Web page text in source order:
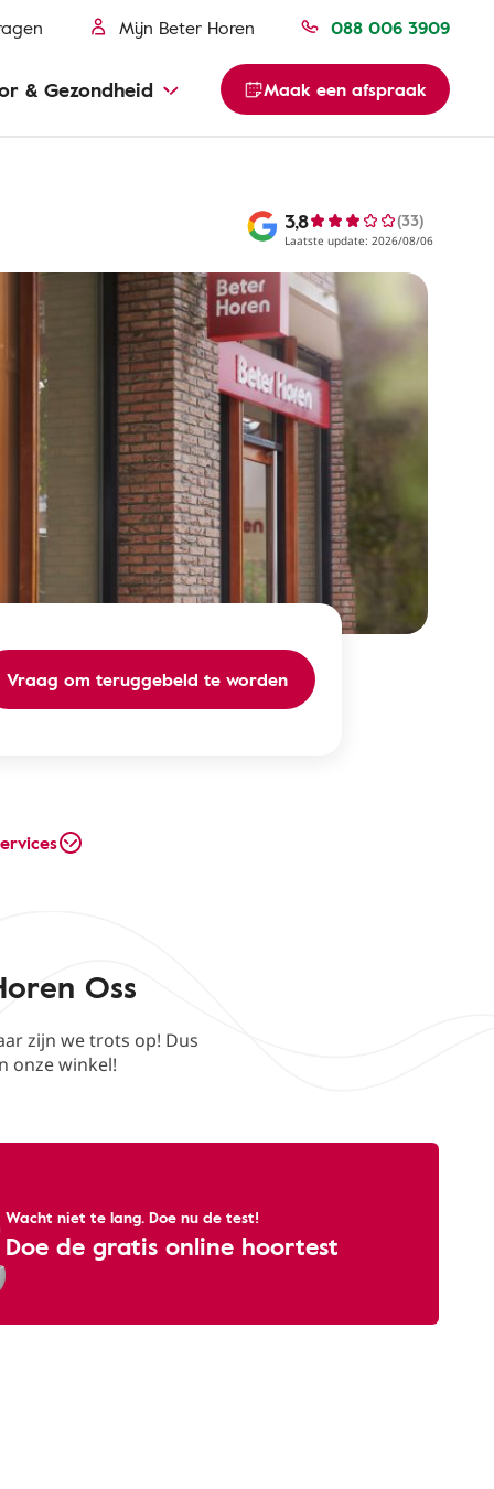
Mijn Beter Horen 088 006 3909
& Gezondheid Maak een afspraak
3,8 (33)
Laatste update: 2026/08/06
Vraag om teruggebeld te worden
Oss
zijn we trots op! Dus
onze winkel!
Wacht niet te lang. Doe nu de test!
Doe de gratis online hoortest